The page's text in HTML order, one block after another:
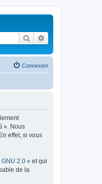
Rechercher
Connexion
». Nous
effet, si vous
2.0 » et qui
de la